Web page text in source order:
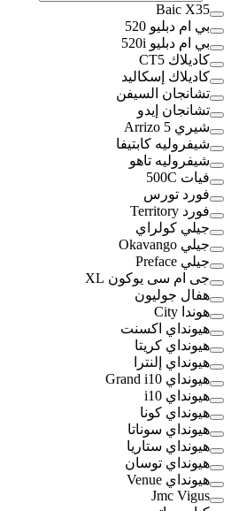
Baic X35
بي ام دبليو 520
بي ام دبليو 520i
كاديلاك CT5
كاديلاك إسكاليد
تشانجان السيفن
تشانجان إيدو
شيري Arrizo 5
شيفروليه كابتيفا
شيفروليه تاهو
فيات 500C
فورد تورس
فورد Territory
جيلي كولراي
جيلي Okavango
جيلي Preface
جى ام سى يوكون XL
هفال جوليون
هوندا City
هيونداي اكسنت
هيونداي كريتا
هيونداي إلنترا
هيونداي Grand i10
هيونداي i10
هيونداي كونا
هيونداي سوناتا
هيونداي ستاريا
هيونداي توسان
هيونداي Venue
Jmc Vigus